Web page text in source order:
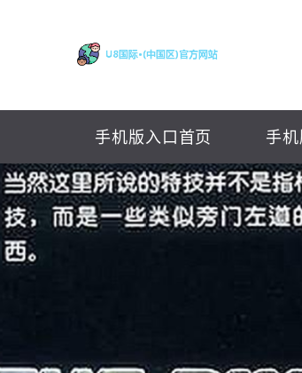
手机版入口首页 手